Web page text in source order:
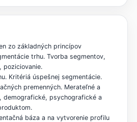
zo základných princípov
trhu. Tvorba segmentov,
poziciovanie.
Kritériá úspešnej segmentácie.
premenných. Merateľné a
demografické, psychografické a
báza a na vytvorenie profilu